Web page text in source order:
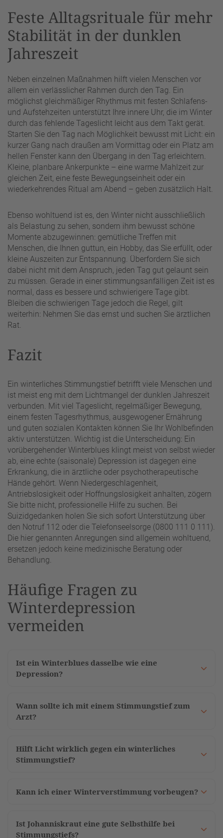
Feste Alltagsrituale für mehr
Stabilität in der dunklen
Jahreszeit
Neben einzelnen Maßnahmen hilft vielen Menschen vor
allem ein verlässlicher Rahmen durch den Tag. Ein
möglichst gleichmäßiger Rhythmus mit festen Schlafens-
und Aufstehzeiten unterstützt Ihre innere Uhr, die im Winter
durch das fehlende Tageslicht leicht aus dem Takt gerät.
Starten Sie den Tag nach Möglichkeit bewusst mit Licht: ein
kurzer Gang nach draußen am Vormittag oder ein Platz am
hellen Fenster kann den Übergang in den Tag erleichtern.
Kleine, planbare Ankerpunkte – eine warme Mahlzeit zur
gleichen Zeit, eine feste Bewegungseinheit oder ein
wiederkehrendes Ritual am Abend – geben zusätzlich Halt.
Ebenso wohltuend ist es, den Winter nicht ausschließlich
als Belastung zu sehen, sondern ihm bewusst schöne
Momente abzugewinnen: gemütliche Treffen mit
Menschen, die Ihnen guttun, ein Hobby, das Sie erfüllt, oder
kleine Auszeiten zur Entspannung. Überfordern Sie sich
dabei nicht mit dem Anspruch, jeden Tag gut gelaunt sein
zu müssen. Gerade in einer stimmungsanfälligen Zeit ist es
normal, dass es bessere und schwierigere Tage gibt.
Bleiben die schwierigen Tage jedoch die Regel, gilt
weiterhin: Nehmen Sie das ernst und suchen Sie ärztlichen
Rat.
Fazit
Ein winterliches Stimmungstief betrifft viele Menschen und
ist meist eng mit dem Lichtmangel der dunklen Jahreszeit
verbunden. Mit viel Tageslicht, regelmäßiger Bewegung,
einem festen Tagesrhythmus, ausgewogener Ernährung
und guten sozialen Kontakten können Sie Ihr Wohlbefinden
aktiv unterstützen. Wichtig ist die Unterscheidung: Ein
vorübergehender Winterblues klingt meist von selbst wieder
ab, eine echte (saisonale) Depression ist dagegen eine
Erkrankung, die in ärztliche oder psychotherapeutische
Hände gehört. Wenn Niedergeschlagenheit,
Antriebslosigkeit oder Hoffnungslosigkeit anhalten, zögern
Sie bitte nicht, professionelle Hilfe zu suchen. Bei
Suizidgedanken holen Sie sich sofort Unterstützung über
den Notruf 112 oder die Telefonseelsorge (0800 111 0 111).
Die hier genannten Anregungen sind allgemein wohltuend,
ersetzen jedoch keine medizinische Beratung oder
Behandlung.
Häufige Fragen zu
Winterdepression
vermeiden
Ist ein Winterblues dasselbe wie eine
Depression?
Wann sollte ich mit einem Stimmungstief zum
Arzt?
Hilft Licht wirklich gegen ein winterliches
Stimmungstief?
Kann ich einer Winterverstimmung vorbeugen?
Ist Johanniskraut eine gute Selbsthilfe bei
Stimmungstiefs?